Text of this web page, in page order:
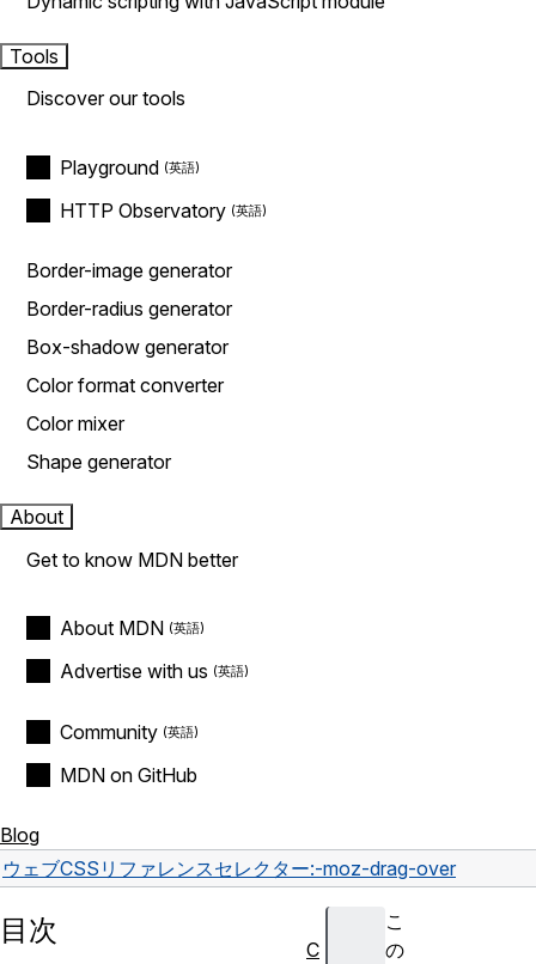
Tools
Discover our tools
Playground
HTTP Observatory
Border-image generator
Border-radius generator
Box-shadow generator
Color format converter
Color mixer
Shape generator
About
Get to know MDN better
About MDN
Advertise with us
Community
MDN on GitHub
Blog
ウェブCSS リファレンスセレクター:-moz-drag-over
こ
の
目次
C